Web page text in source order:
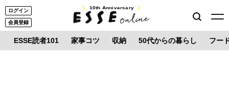
ログイン
会員登録
10th Anniversary
ESSE読者101 家事コツ 収納 50代からの暮らし フー